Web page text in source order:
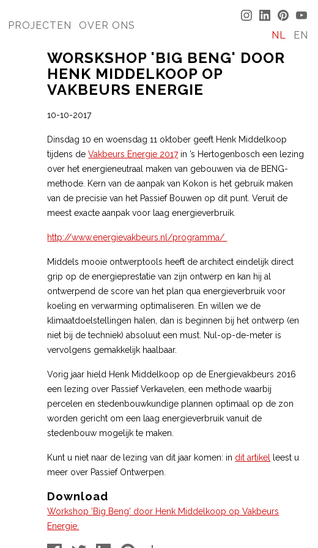
PROJECTEN
OVER ONS
NL EN
WORSKSHOP 'BIG BENG' DOOR
HENK MIDDELKOOP OP
VAKBEURS ENERGIE
10-10-2017
Dinsdag 10 en woensdag 11 oktober geeft Henk Middelkoop
tijdens deVakbeurs Energie 2017in ’s Hertogenbosch een lezing
over het energieneutraal maken van gebouwen via de BENG-
methode. Kern van de aanpak van Kokon is het gebruik maken
van de precisie van het Passief Bouwen op dit punt. Veruit de
meest exacte aanpak voor laag energieverbruik.
http://www.energievakbeurs.nl/programma/
Middels mooie ontwerptools heeft de architect eindelijk direct
grip op de energieprestatie van zijn ontwerp en kan hij al
ontwerpend de score van het plan qua energieverbruik voor
koeling en verwarming optimaliseren. En willen we de
klimaatdoelstellingen halen, dan is beginnen bij het ontwerp (en
niet bij de techniek) absoluut een must. Nul-op-de-meter is
vervolgens gemakkelijk haalbaar.
Vorig jaar hield Henk Middelkoop op de Energievakbeurs 2016
een lezing over Passief Verkavelen, een methode waarbij
percelen en stedenbouwkundige plannen optimaal op de zon
worden gericht om een laag energieverbruik vanuit de
stedenbouw mogelijk te maken.
Kunt u niet naar de lezing van dit jaar komen: in dit artikel
leest u
meer over Passief Ontwerpen.
Download
Workshop 'Big Beng' door Henk Middelkoop op Vakbeurs
Energie.